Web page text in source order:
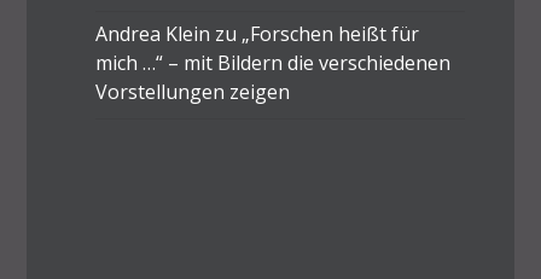
Andrea Klein zu „Forschen heißt für
mich …“ – mit Bildern die verschiedenen
Vorstellungen zeigen